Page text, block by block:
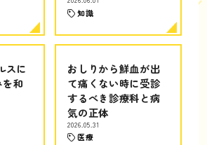
知識
スに
和
おしりから鮮血が出
て痛くない時に受診
するべき診療科と病
気の正体
2026.05.31
医療